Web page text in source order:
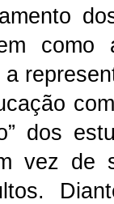
como
dos
vez de